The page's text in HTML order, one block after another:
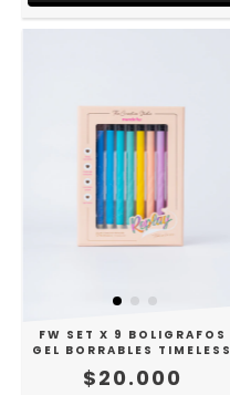
FW SET X 9 BOLIGRAFOS
GEL BORRABLES TIMELESS
$20.000